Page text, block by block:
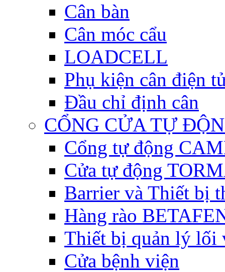
Cân bàn
Cân móc cẩu
LOADCELL
Phụ kiện cân điện
Đầu chỉ định cân
CỔNG CỬA TỰ
Cổng tự động
Cửa tự động
Barrier và Thiết bị
Hàng rào
Thiết bị quản lý lối
Cửa bệnh viện